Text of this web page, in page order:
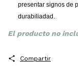
presentar signos de
durabiliadad.
El producto no
Compartir